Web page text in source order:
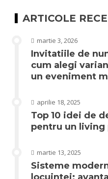
ARTICOLE
martie 3, 2026
Invitatiile de
cum alegi
un eveniment
aprilie 18, 2025
Top 10 idei de
pentru un
martie 13, 2025
Sisteme